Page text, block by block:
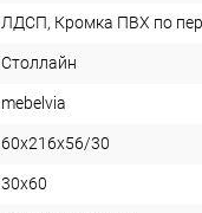
ЛДСП, Кромка ПВХ по
Столлайн
mebelvia
60x216x56/30
30х60